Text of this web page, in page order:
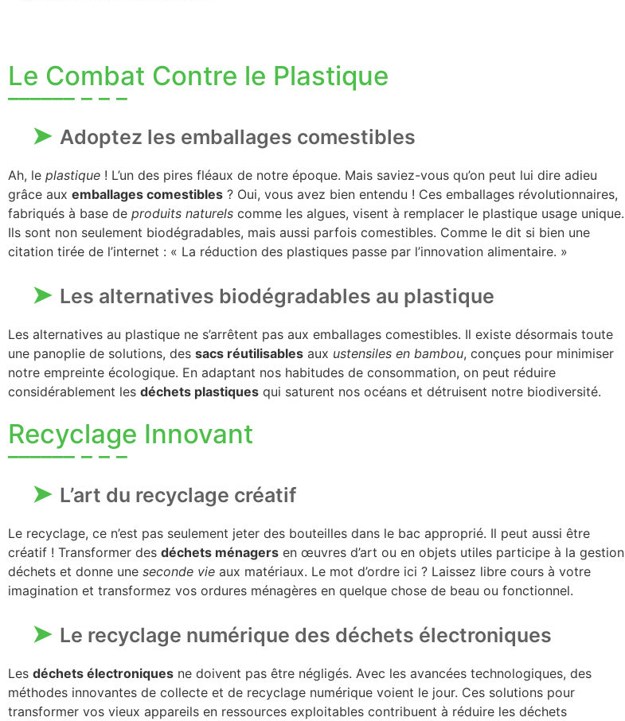
Le Combat Contre le Plastique
Adoptez les emballages comestibles
Ah, le plastique ! L’un des pires fléaux de notre époque. Mais saviez-vous qu’on peut lui dire adieu
grâce aux emballages comestibles ? Oui, vous avez bien entendu ! Ces emballages révolutionnaires,
fabriqués à base de produits naturels comme les algues, visent à remplacer le plastique usage unique.
Ils sont non seulement biodégradables, mais aussi parfois comestibles. Comme le dit si bien une
citation tirée de l’internet : « La réduction des plastiques passe par l’innovation alimentaire. »
Les alternatives biodégradables au plastique
Les alternatives au plastique ne s’arrêtent pas aux emballages comestibles. Il existe désormais toute
une panoplie de solutions, des sacs réutilisables aux ustensiles en bambou, conçues pour minimiser
notre empreinte écologique. En adaptant nos habitudes de consommation, on peut réduire
considérablement les déchets plastiques qui saturent nos océans et détruisent notre biodiversité.
Recyclage Innovant
L’art du recyclage créatif
Le recyclage, ce n’est pas seulement jeter des bouteilles dans le bac approprié. Il peut aussi être
créatif ! Transformer des déchets ménagers en œuvres d’art ou en objets utiles participe à la gestion
déchets et donne une seconde vie aux matériaux. Le mot d’ordre ici ? Laissez libre cours à votre
imagination et transformez vos ordures ménagères en quelque chose de beau ou fonctionnel.
Le recyclage numérique des déchets électroniques
Les déchets électroniques ne doivent pas être négligés. Avec les avancées technologiques, des
méthodes innovantes de collecte et de recyclage numérique voient le jour. Ces solutions pour
transformer vos vieux appareils en ressources exploitables contribuent à réduire les déchets